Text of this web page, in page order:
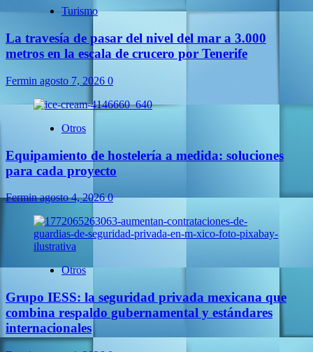
Turismo
La travesía de pasar del nivel del mar a 3.000
metros en la escala de crucero por Tenerife
Fermin agosto 7, 2026 0
Otros
Equipamiento de hostelería a medida: soluciones
para cada proyecto
Ferminagosto 4, 20260
Otros
Grupo IESS: la seguridad privada mexicana que
combina respaldo gubernamental y estándares
internacionales